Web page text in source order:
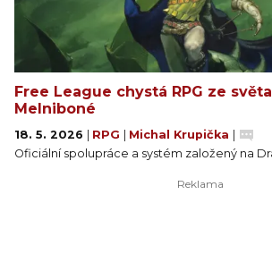
Free League chystá RPG ze
Melniboné
18. 5. 2026 RPG Michal Krupička
Oficiální spolupráce a systém založený na